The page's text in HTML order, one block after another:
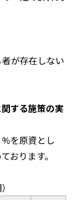
が存在しない
する施策の実
を原資とし
おります。